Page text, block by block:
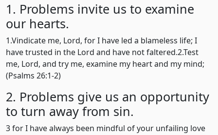
1. Problems invite us to examine
our hearts.
1.Vindicate me, Lord, for I have led a blameless life; I
have trusted in the Lord and have not faltered.2.Test
me, Lord, and try me, examine my heart and my mind;
(Psalms 26:1-2)
2. Problems give us an opportunity
to turn away from sin.
3 for I have always been mindful of your unfailing love